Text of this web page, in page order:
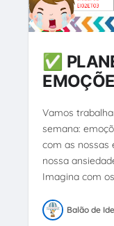
✅
Vamos
semana:
com as nossas
nossa
Imagina com
Balão de